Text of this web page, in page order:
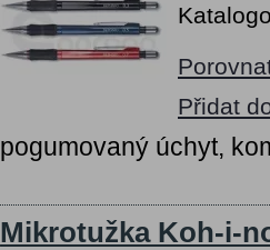
Přidat
pogumovaný úchyt,
Mikrotužka Koh-i-